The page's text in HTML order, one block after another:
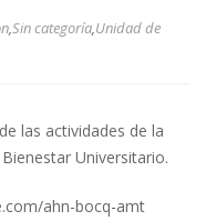
,Sin categoría,Unidad de
las actividades de la
Universitario.
ahn-bocq-amt